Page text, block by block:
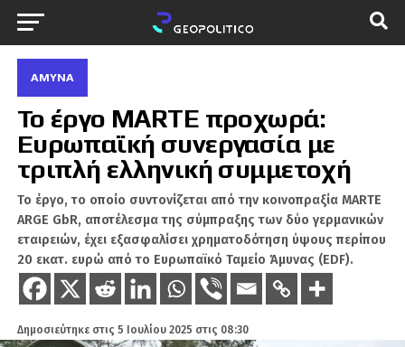
ΆΜΥΝΑ
Το έργο MARTE προχωρά:
Ευρωπαϊκή συνεργασία με
τριπλή ελληνική συμμετοχή
Το έργο, το οποίο συντονίζεται από την κοινοπραξία MARTE
ARGE GbR, αποτέλεσμα της σύμπραξης των δύο γερμανικών
εταιρειών, έχει εξασφαλίσει χρηματοδότηση ύψους περίπου
20 εκατ. ευρώ από το Ευρωπαϊκό Ταμείο Άμυνας (EDF).
Δημοσιεύτηκε στις 5 Ιουλίου 2025 στις 08:30